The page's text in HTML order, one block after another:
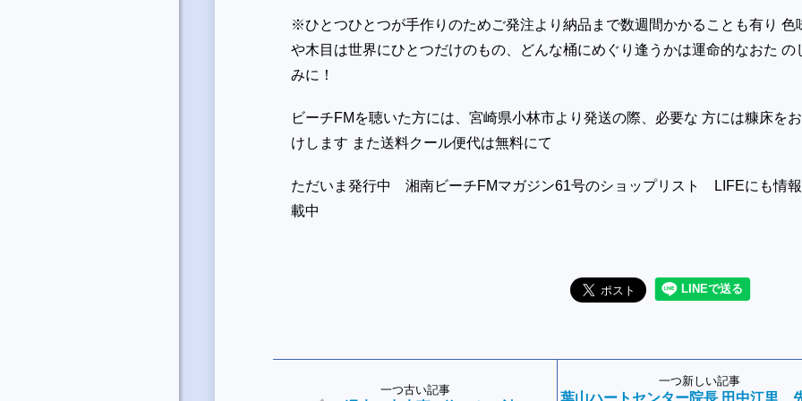
※ひとつひとつが手作りのためご発注より納品まで数週間かかることも有り 色
や木目は世界にひとつだけのもの、どんな桶にめぐり逢うかは運命的なおた の
みに！
ビーチFMを聴いた方には、宮崎県小林市より発送の際、必要な 方には糠床を
けします また送料クール便代は無料にて
ただいま発行中 湘南ビーチFMマガジン61号のショップリスト LIFEにも情
載中
一つ古い記事
一つ新しい記事
葉山ハートセンター院長 田中江里